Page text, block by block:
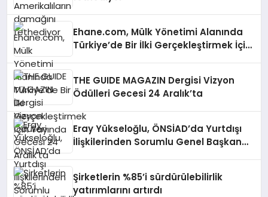
Ehane.com, Mülk Yönetimi Alanında
Türkiye’de Bir İlki Gerçekleştirmek İçin
THE GUIDE MAGAZIN Dergisi Vizyon
Ödülleri Gecesi 24 Aralık’ta
Eray Yükseloğlu, ÖNSİAD’da Yurtdışı
İlişkilerinden Sorumlu Genel Başkan
Şirketlerin %85’i sürdürülebilirlik
yatırımlarını artırdı